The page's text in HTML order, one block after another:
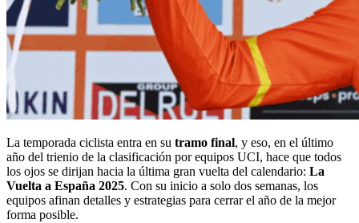
La temporada ciclista entra en su tramo final, y eso, en el último
año del trienio de la clasificación por equipos UCI, hace que todos
los ojos se dirijan hacia la última gran vuelta del calendario: La
Vuelta a España 2025. Con su inicio a solo dos semanas, los
equipos afinan detalles y estrategias para cerrar el año de la mejor
forma posible.